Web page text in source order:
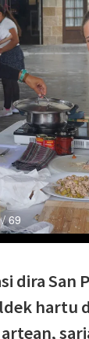
dira San